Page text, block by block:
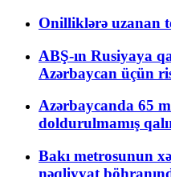
Onilliklərə uzanan
ABŞ-ın Rusiyaya
Azərbaycan üçün
Azərbaycanda 65
doldurulmamış
Bakı metrosunun
nəqliyyat